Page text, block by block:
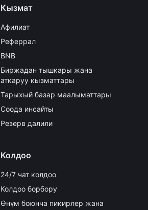
Кызмат
Афилиат
Реферрал
BNB
Биржадан тышкары жана
аткаруу кызматтары
Тарыхый базар маалыматтары
Соода инсайты
Резерв далили
Колдоо
24/7 чат колдоо
Колдоо борбору
Өнүм боюнча пикирлер жана